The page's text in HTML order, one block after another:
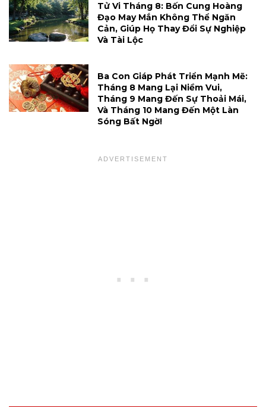
Tử Vi Tháng 8: Bốn Cung Hoàng
Đạo May Mắn Không Thể Ngăn
Cản, Giúp Họ Thay Đổi Sự Nghiệp
Và Tài Lộc
Ba Con Giáp Phát Triển Mạnh Mẽ:
Tháng 8 Mang Lại Niềm Vui,
Tháng 9 Mang Đến Sự Thoải Mái,
Và Tháng 10 Mang Đến Một Làn
Sóng Bất Ngờ!